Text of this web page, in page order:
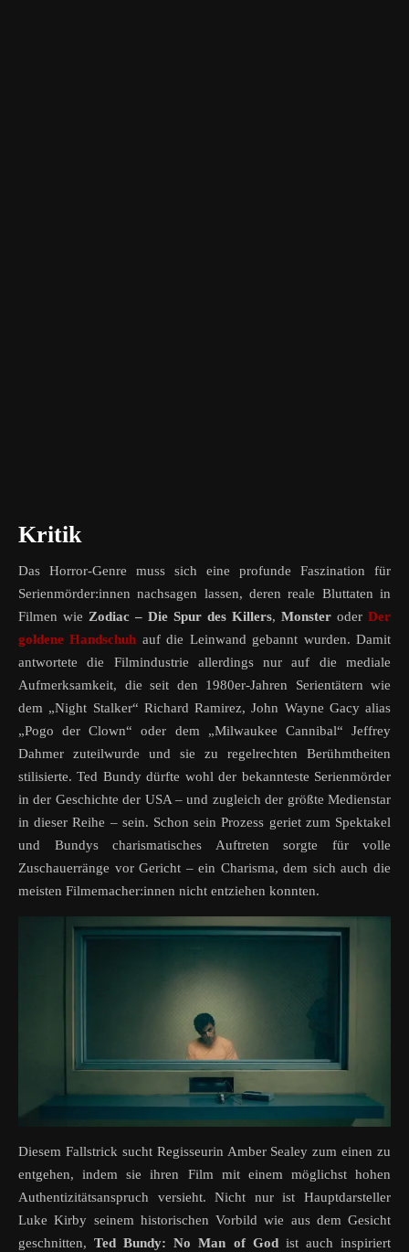
Kritik
Das Horror-Genre muss sich eine profunde Faszination für
Serienmörder:innen nachsagen lassen, deren reale Bluttaten in
Filmen wie Zodiac – Die Spur des Killers, Monster oder Der
goldene Handschuh auf die Leinwand gebannt wurden. Damit
antwortete die Filmindustrie allerdings nur auf die mediale
Aufmerksamkeit, die seit den 1980er-Jahren Serientätern wie
dem „Night Stalker“ Richard Ramirez, John Wayne Gacy alias
„Pogo der Clown“ oder dem „Milwaukee Cannibal“ Jeffrey
Dahmer zuteilwurde und sie zu regelrechten Berühmtheiten
stilisierte. Ted Bundy dürfte wohl der bekannteste Serienmörder
in der Geschichte der USA – und zugleich der größte Medienstar
in dieser Reihe – sein. Schon sein Prozess geriet zum Spektakel
und Bundys charismatisches Auftreten sorgte für volle
Zuschauerränge vor Gericht – ein Charisma, dem sich auch die
meisten Filmemacher:innen nicht entziehen konnten.
Diesem Fallstrick sucht Regisseurin Amber Sealey zum einen zu
entgehen, indem sie ihren Film mit einem möglichst hohen
Authentizitätsanspruch versieht. Nicht nur ist Hauptdarsteller
Luke Kirby seinem historischen Vorbild wie aus dem Gesicht
geschnitten,Ted Bundy: No Man of God ist auch inspiriert